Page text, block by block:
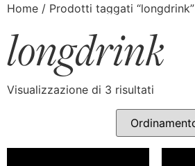
Home / Prodotti taggati “longdrink”
longdrink
Visualizzazione di 3 risultati